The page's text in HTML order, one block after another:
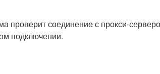
проверит соединение с прокси-
подключении.